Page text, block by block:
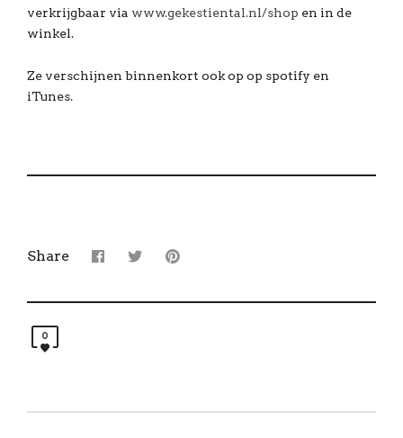
verkrijgbaar via www.gekestiental.nl/shop en in de
winkel.
Ze verschijnen binnenkort ook op op spotify en
iTunes.
Share
0